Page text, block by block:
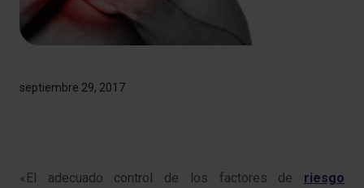
septiembre 29, 2017
«El adecuado control de los factores de riesgo